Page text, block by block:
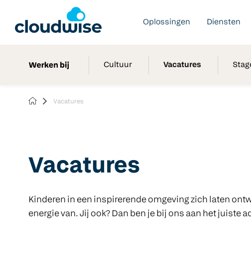
Oplossingen Diensten
Cultuur Vacatures
Vacatures
Vacatures
Kinderen in een inspirerende omgeving zich laten
energie van. Jij ook? Dan ben je bij ons aan het juiste